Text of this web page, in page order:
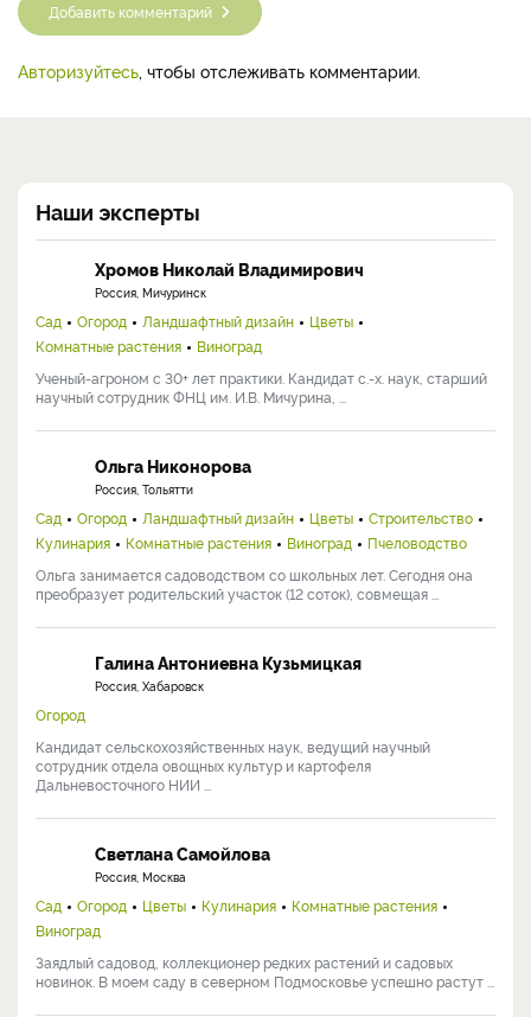
Добавить комментарий
Авторизуйтесь, чтобы отслеживать комментарии.
Наши эксперты
Хромов Николай Владимирович
Россия, Мичуринск
Сад Огород Ландшафтный дизайн
Цветы
Комнатные растения
Виноград
Ученый-агроном с 30+ лет практики. Кандидат с.-х. наук, старший
научный сотрудник ФНЦ им. И.В. Мичурина, ...
Ольга Никонорова
Россия, Тольятти
Сад Огород Ландшафтный дизайн Цветы
Строительство
Кулинария
Комнатные растения Виноград
Пчеловодство
Ольга занимается садоводством со школьных лет. Сегодня она
преобразует родительский участок (12 соток), совмещая ...
Галина Антониевна Кузьмицкая
Россия, Хабаровск
Огород
Кандидат сельскохозяйственных наук, ведущий научный
сотрудник отдела овощных культур и картофеля
Дальневосточного НИИ ...
Светлана Самойлова
Россия, Москва
Сад Огород Цветы Кулинария
Комнатные растения
Виноград
Заядлый садовод, коллекционер редких растений и садовых
новинок. В моем саду в северном Подмосковье успешно растут ...